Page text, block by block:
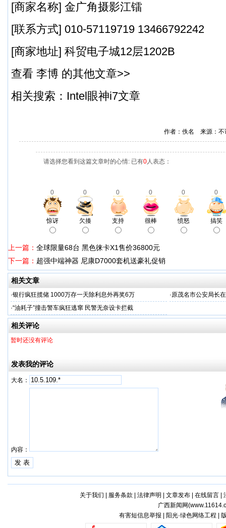
[商家名称] 金广角摄影江镭
[联系方式] 010-57119719 13466792242
[商家地址] 科贸电子城12层1202B
查看 李博 的其他文章>>
相关搜索：Intel眼神i7文章
作者：佚名 来源：
请选择您看到这篇文章时的心情: 已有0人表态：
0 0 0 0 0 0
惊讶 欠揍 支持 很棒 愤怒 搞笑
上一篇： 全球限量68台 黑色徕卡X1售价36800元
下一篇： 超强中端神器 尼康D7000套机送豪礼促销
相关文章
·银行疯狂揽储 1000万存一天除利息外再奖6万 ·原茂名市公安局长
·“油耗子”撞击警车疯狂逃窜 民警无奈设卡拦截
相关评论
暂时还没有评论
发表我的评论
大名：
内容：
关于我们 服务条款 法律声明 文章发布| 在线留言|
广西新闻网(
有害短信息举报 | 阳光·绿色网络工程 |